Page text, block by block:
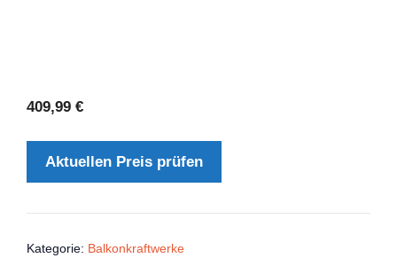
409,99 €
Aktuellen Preis prüfen
Kategorie: Balkonkraftwerke